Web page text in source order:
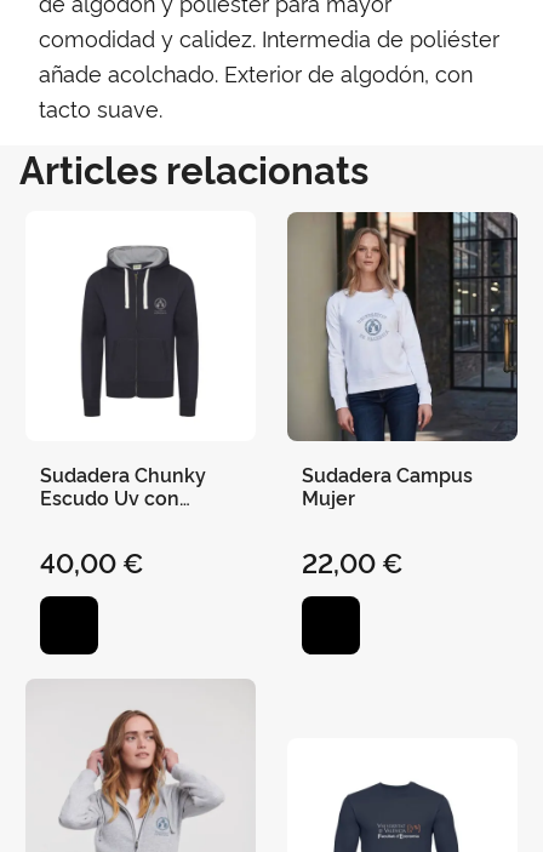
comodidad y calidez. Intermedia de poliéster
añade acolchado. Exterior de algodón, con
tacto suave.
Articles relacionats
Sudadera Chunky
Escudo Uv con
40,00 €
Sudadera Campus
Mujer
22,00 €